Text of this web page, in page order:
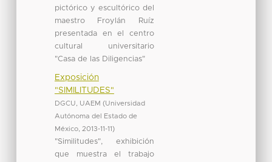
pictórico y escultórico del
maestro Froylán Ruíz
presentada en el centro
cultural universitario
"Casa de las Diligencias"
Exposición
"SIMILITUDES"
DGCU, UAEM (Universidad
Autónoma del Estado de
México, 2013-11-11)
"Similitudes", exhibición
que muestra el trabajo